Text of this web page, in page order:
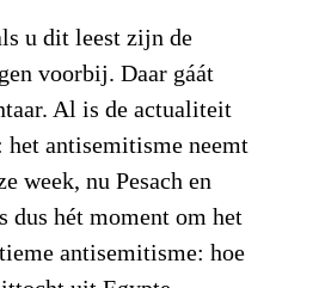
u dit leest zijn de
voorbij. Daar gáát
Al is de actualiteit
het antisemitisme neemt
week, nu Pesach en
dus hét moment om het
antisemitisme: hoe